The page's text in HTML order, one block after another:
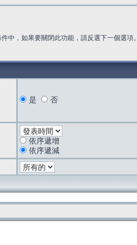
中，如果要關閉此功能，請反選下一個選項。
是 否
依序遞增
依序遞減